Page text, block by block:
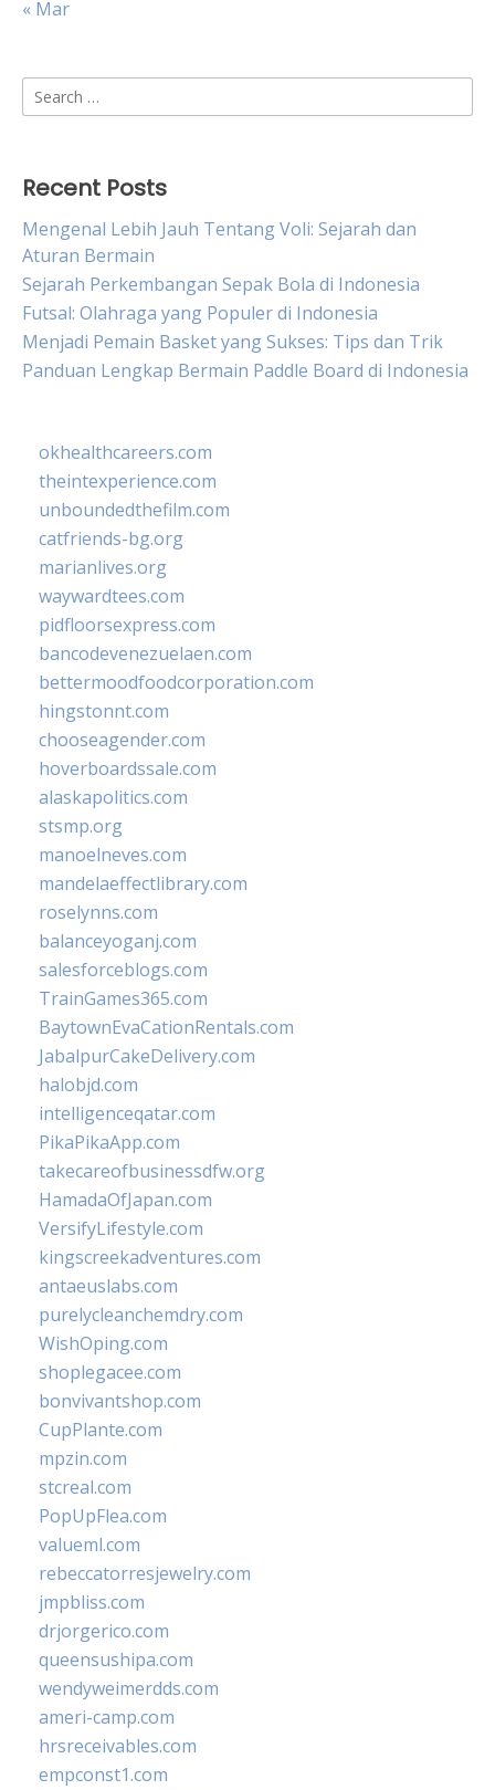
« Mar
Search
for:
Recent Posts
Mengenal Lebih Jauh Tentang Voli: Sejarah dan
Aturan Bermain
Sejarah Perkembangan Sepak Bola di Indonesia
Futsal: Olahraga yang Populer di Indonesia
Menjadi Pemain Basket yang Sukses: Tips dan Trik
Panduan Lengkap Bermain Paddle Board di Indonesia
okhealthcareers.com
theintexperience.com
unboundedthefilm.com
catfriends-bg.org
marianlives.org
waywardtees.com
pidfloorsexpress.com
bancodevenezuelaen.com
bettermoodfoodcorporation.com
hingstonnt.com
chooseagender.com
hoverboardssale.com
alaskapolitics.com
stsmp.org
manoelneves.com
mandelaeffectlibrary.com
roselynns.com
balanceyoganj.com
salesforceblogs.com
TrainGames365.com
BaytownEvaCationRentals.com
JabalpurCakeDelivery.com
halobjd.com
intelligenceqatar.com
PikaPikaApp.com
takecareofbusinessdfw.org
HamadaOfJapan.com
VersifyLifestyle.com
kingscreekadventures.com
antaeuslabs.com
purelycleanchemdry.com
WishOping.com
shoplegacee.com
bonvivantshop.com
CupPlante.com
mpzin.com
stcreal.com
PopUpFlea.com
valueml.com
rebeccatorresjewelry.com
jmpbliss.com
drjorgerico.com
queensushipa.com
wendyweimerdds.com
ameri-camp.com
hrsreceivables.com
empconst1.com